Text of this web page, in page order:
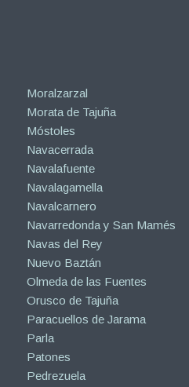
Moralzarzal
Morata de Tajuña
Móstoles
Navacerrada
Navalafuente
Navalagamella
Navalcarnero
Navarredonda y San Mamés
Navas del Rey
Nuevo Baztán
Olmeda de las Fuentes
Orusco de Tajuña
Paracuellos de Jarama
Parla
Patones
Pedrezuela